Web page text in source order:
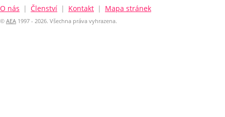
O nás | Členství | Kontakt | Mapa stránek
© AEA 1997 - 2026. Všechna práva vyhrazena.